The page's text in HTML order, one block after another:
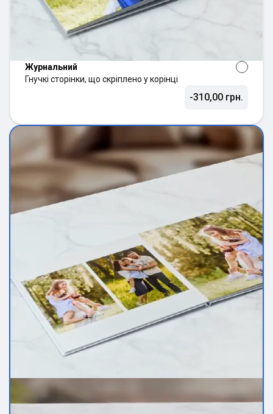
Журнальний
Гнучкі сторінки, що скріплено у корінці
-310,00 грн.